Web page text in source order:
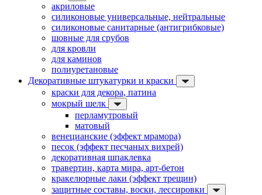
акриловые
силиконовые универсальные, нейтральные
силиконовые санитарные (антигрибковые)
шовные для срубов
для кровли
для каминов
полиуретановые
Декоративные штукатурки и краски
краски для декора, патина
мокрый шелк
перламутровый
матовый
венецианские (эффект мрамора)
песок (эффект песчаных вихрей)
декоративная шпаклевка
травертин, карта мира, арт-бетон
кракелюрные лаки (эффект трещин)
защитные составы, воски, лессировки